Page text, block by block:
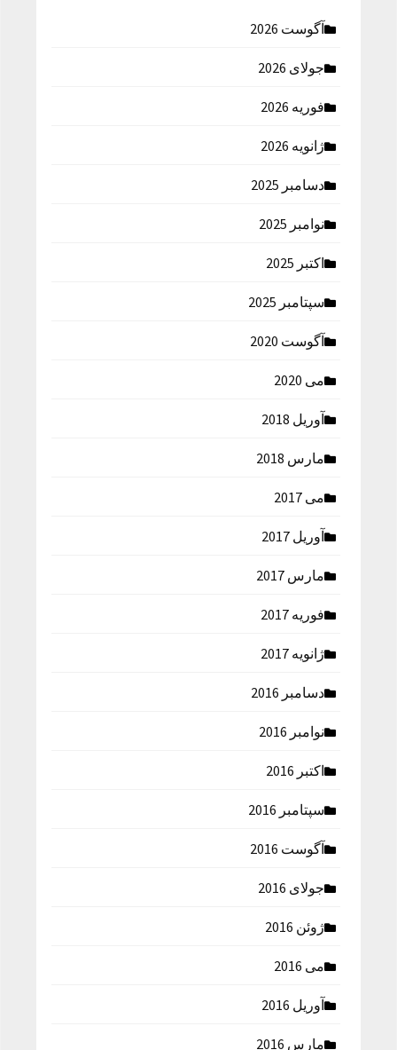
آگوست 2026
جولای 2026
فوریه 2026
ژانویه 2026
دسامبر 2025
نوامبر 2025
اکتبر 2025
سپتامبر 2025
آگوست 2020
می 2020
آوریل 2018
مارس 2018
می 2017
آوریل 2017
مارس 2017
فوریه 2017
ژانویه 2017
دسامبر 2016
نوامبر 2016
اکتبر 2016
سپتامبر 2016
آگوست 2016
جولای 2016
ژوئن 2016
می 2016
آوریل 2016
مارس 2016